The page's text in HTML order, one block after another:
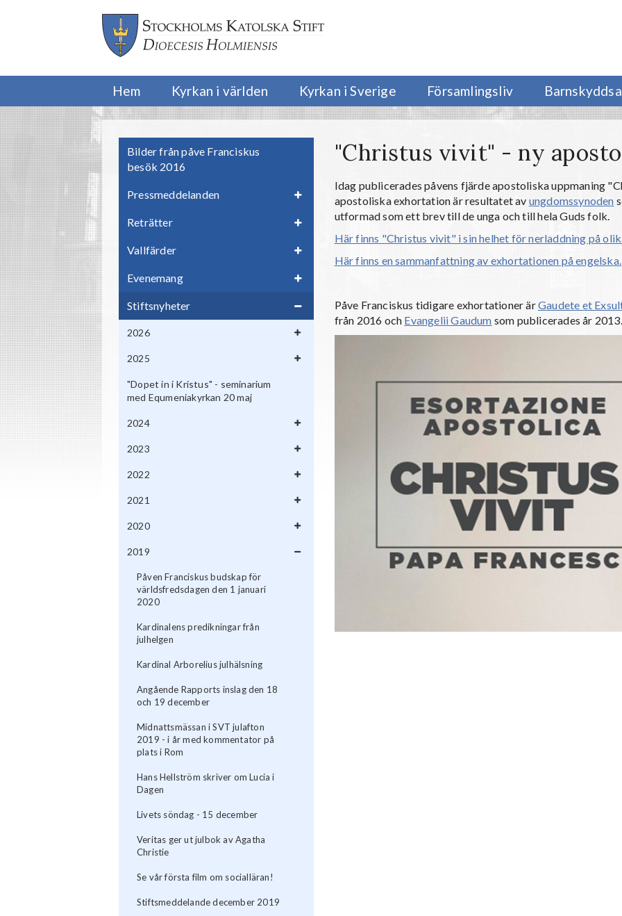
Hem Kyrkan i världen Kyrkan i Sverige Församlingsliv
Bilder från påve Franciskus
besök 2016
Pressmeddelanden
Reträtter
Vallfärder
Evenemang
Stiftsnyheter
2026
2025
"Dopet in i Kristus" - seminarium
med Equmeniakyrkan 20 maj
2024
2023
2022
2021
2020
2019
Påven Franciskus budskap för
världsfredsdagen den 1 januari
2020
Kardinalens predikningar från
julhelgen
Kardinal Arborelius julhälsning
Angående Rapports inslag den 18
och 19 december
Midnattsmässan i SVT julafton
2019 - i år med kommentator på
plats i Rom
Hans Hellström skriver om Lucia i
Dagen
Livets söndag - 15 december
Veritas ger ut julbok av Agatha
Christie
Se vår första film om socialläran!
Stiftsmeddelande december 2019
"Christus vivit" - ny
Idag publicerades påvens fjärde apostoliska uppmaning
apostoliska exhortation är resultatet av ungdomssynoden
utformad som ett brev till de unga och till hela Guds folk.
Här finns "Christus vivit" i sin helhet för nerladdning på
Här finns en sammanfattning av exhortationen på engelska.
Påve Franciskus tidigare exhortationer ärGaudete et
från 2016 och Evangelii Gaudum som publicerades år 2013.